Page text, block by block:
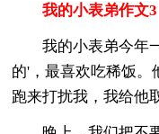
我的小表弟作文3
我的小表弟今年一
的'，最喜欢吃稀饭。
跑来打扰我，我给他